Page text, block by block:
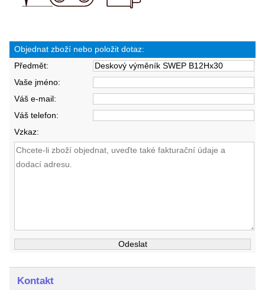
Objednat zboží nebo položit dotaz:
Předmět:
Vaše jméno:
Váš e-mail:
Váš telefon:
Vzkaz:
Kontakt